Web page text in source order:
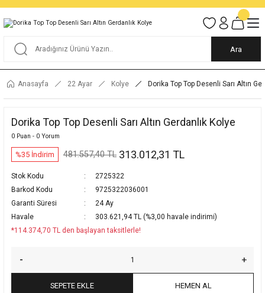
Tüm Alışverişlerde KARGO BEDAVA
Garantili Ve Sigortalı Kargo
Ankara İçi Elden Teslimat İmkanı
24/7 Müşteri Destek Hizmeti
Ara
Anasayfa 22 Ayar Kolye Dorika Top Top Desenli Sarı Altın
Dorika Top Top Desenli Sarı Altın Gerdanlık Kolye
0 Puan - 0 Yorum
%35 İndirim 481.557,40 TL 313.012,31 TL
Stok Kodu
2725322
Barkod Kodu
9725322036001
Garanti Süresi
24 Ay
Havale
303.621,94 TL (%3,00 havale indirimi)
*114.374,70 TL den başlayan taksitlerle!
SEPETE EKLE HEMEN AL